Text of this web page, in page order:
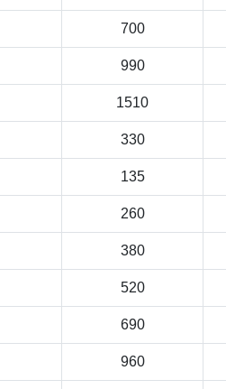
700
990
1510
330
135
260
380
520
690
960